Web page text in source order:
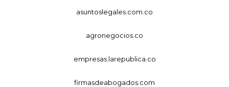
asuntoslegales.com.co
agronegocios.co
empresas.larepublica.co
firmasdeabogados.com